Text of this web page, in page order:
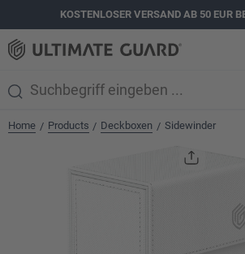
springenKOSTENLOSER VERSAND AB 50 EUR
Home / Products / Deckboxen / Sidewinder